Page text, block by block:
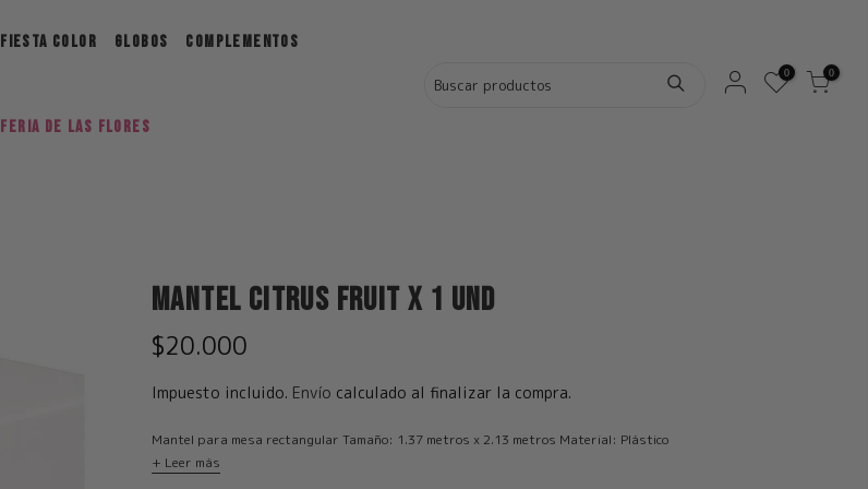
FIESTA COLOR GLOBOS COMPLEMENTOS
FERIA DE LAS FLORES
0 0
Mantel Citrus Fruit x 1 und
$20.000
Impuesto incluido. Envío calculado al finalizar la compra.
Mantel para mesa rectangular Tamaño: 1.37 metros x 2.13 metros Material: Plástico
+ Leer más